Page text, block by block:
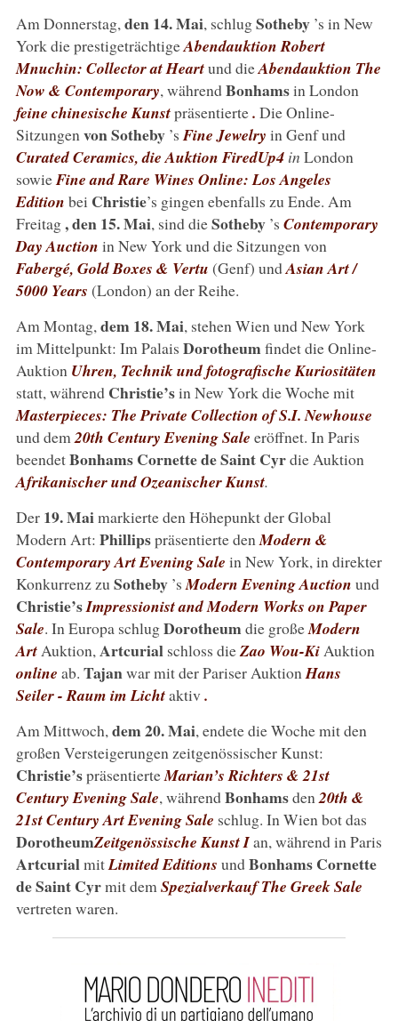
Am Donnerstag,den 14. Mai, schlugSotheby’s in New
York die prestigeträchtigeAbendauktion Robert
Mnuchin: Collector at Heartund dieAbendauktion The
Now & Contemporary, währendBonhamsin London
feine chinesische Kunstpräsentierte. Die Online-
Sitzungenvon Sotheby’sFine Jewelry in Genf und
Curated Ceramics, die Auktion FiredUp4in London
sowieFine and Rare Wines Online: Los Angeles
Edition bei Christie’s gingen ebenfalls zu Ende. Am
Freitag, den 15. Mai, sind dieSotheby’s Contemporary
Day Auction in New York und die Sitzungen von
Fabergé, Gold Boxes & Vertu (Genf) undAsian Art /
5000 Years (London) an der Reihe.
Am Montag,dem 18. Mai, stehen Wien und New York
im Mittelpunkt: Im Palais Dorotheumfindet die Online-
Auktion Uhren, Technik und fotografische Kuriositäten
statt, während Christie’sin New York die Woche mit
Masterpieces: The Private Collection of S.I. Newhouse
und dem20th Century Evening Sale eröffnet. In Paris
beendetBonhams Cornette de Saint Cyrdie Auktion
Afrikanischer und Ozeanischer Kunst.
Der 19. Maimarkierte den Höhepunkt der Global
Modern Art: Phillipspräsentierte denModern &
Contemporary Art Evening Sale in New York, in direkter
Konkurrenz zuSotheby’sModern Evening Auction und
Christie’sImpressionist and Modern Works on Paper
Sale. In Europa schlugDorotheumdie großeModern
ArtAuktion,Artcurialschloss dieZao Wou-KiAuktion
online ab. Tajanwar mit der Pariser AuktionHans
Seiler - Raum im Lichtaktiv.
Am Mittwoch,dem 20. Mai, endete die Woche mit den
großen Versteigerungen zeitgenössischer Kunst:
Christie’spräsentierteMarian’s Richters & 21st
Century Evening Sale, währendBonhamsden20th &
21st Century Art Evening Sale schlug. In Wien bot das
DorotheumZeitgenössische Kunst Ian, während in Paris
ArtcurialmitLimited Editions undBonhams Cornette
de Saint Cyrmit demSpezialverkauf The Greek Sale
vertreten waren.